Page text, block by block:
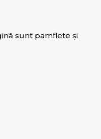
sunt pamflete şi